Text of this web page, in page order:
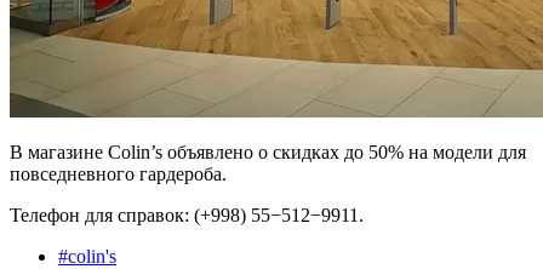
В магазине Colin’s объявлено о скидках до 50% на модели для
повседневного гардероба.
Телефон для справок: (+998) 55−512−9911.
#colin's